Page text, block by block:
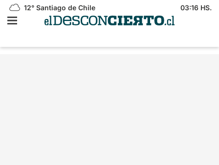
12° Santiago de Chile 03:16 HS.